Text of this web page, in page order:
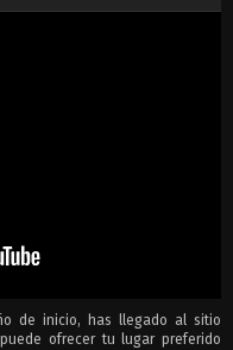
de inicio, has llegado al sitio
ofrecer tu lugar preferido